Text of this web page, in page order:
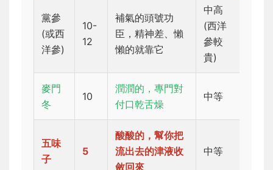
黨參
(或西
洋參)
10-
12
補氣的頭號功
臣，精神差、懶
懶的就靠它
中高
(西洋
參較
貴)
麥門
冬
10
潤潤的，專門對
付口乾舌燥
中等
五味
子
5
酸酸的，幫你把
流出去的津液收
斂回來
中等